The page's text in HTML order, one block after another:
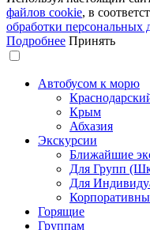
файлов сookie, в
обработки персональных
Подробнее Принять
Автобусом к морю
Крым
Абхазия
Экскурсии
Ближайшие
Для Групп
Для
Горящие
Группам